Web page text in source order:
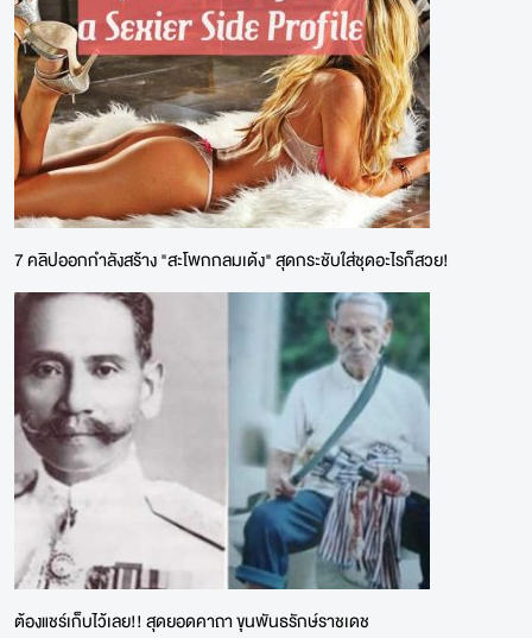
7 คลิปออกกำลังสร้าง "สะโพกกลมเด้ง" สุดกระชับใส่ชุดอะไรก็สวย!
ต้องแชร์เก็บไว้เลย!! สุดยอดคาถา ขุนพันธรักษ์ราชเดช